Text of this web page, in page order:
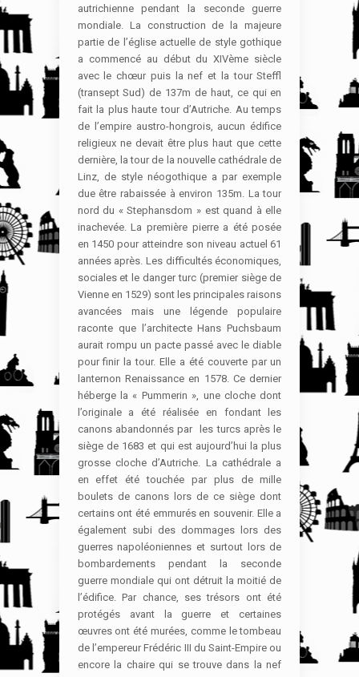
autrichienne pendant la seconde guerre
mondiale. La construction de la majeure
partie de l’église actuelle de style gothique
a commencé au début du XIVème siècle
avec le chœur puis la nef et la tour Steffl
(transept Sud) de 137m de haut, ce qui en
fait la plus haute tour d’Autriche. Au temps
de l’empire austro-hongrois, aucun édifice
religieux ne devait être plus haut que cette
dernière, la tour de la nouvelle cathédrale de
Linz, de style néogothique a par exemple
due être rabaissée à environ 135m. La tour
nord du « Stephansdom » est quand à elle
inachevée. La première pierre a été posée
en 1450 pour atteindre son niveau actuel 61
années après. Les difficultés économiques,
sociales et le danger turc (premier siège de
Vienne en 1529) sont les principales raisons
avancées mais une légende populaire
raconte que l’architecte Hans Puchsbaum
aurait rompu un pacte passé avec le diable
pour finir la tour. Elle a été couverte par un
lanternon Renaissance en 1578. Ce dernier
héberge la « Pummerin », une cloche dont
l’originale a été réalisée en fondant les
canons abandonnés par les turcs après le
siège de 1683 et qui est aujourd’hui la plus
grosse cloche d’Autriche. La cathédrale a
en effet été touchée par plus de mille
boulets de canons lors de ce siège dont
certains ont été emmurés en souvenir. Elle a
également subi des dommages lors des
guerres napoléoniennes et surtout lors de
bombardements pendant la seconde
guerre mondiale qui ont détruit la moitié de
l’édifice. Par chance, ses trésors ont été
protégés avant la guerre et certaines
œuvres ont été murées, comme le tombeau
de l’empereur Frédéric III du Saint-Empire ou
encore la chaire qui se trouve dans la nef